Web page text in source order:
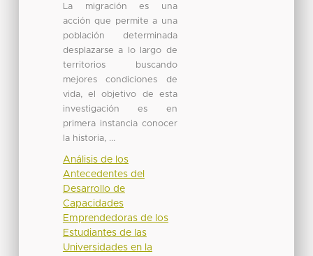
La migración es una
acción que permite a una
población determinada
desplazarse a lo largo de
territorios buscando
mejores condiciones de
vida, el objetivo de esta
investigación es en
primera instancia conocer
la historia, ...
Análisis de los
Antecedentes del
Desarrollo de
Capacidades
Emprendedoras de los
Estudiantes de las
Universidades en la